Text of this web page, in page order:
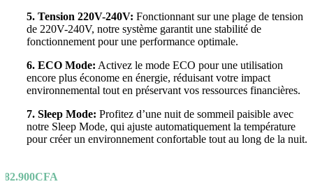
5. Tension 220V-240V: Fonctionnant sur une plage de tension
de 220V-240V, notre système garantit une stabilité de
fonctionnement pour une performance optimale.
6. ECO Mode: Activez le mode ECO pour une utilisation
encore plus économe en énergie, réduisant votre impact
environnemental tout en préservant vos ressources financières.
7. Sleep Mode: Profitez d’une nuit de sommeil paisible avec
notre Sleep Mode, qui ajuste automatiquement la température
pour créer un environnement confortable tout au long de la nuit.
CFA